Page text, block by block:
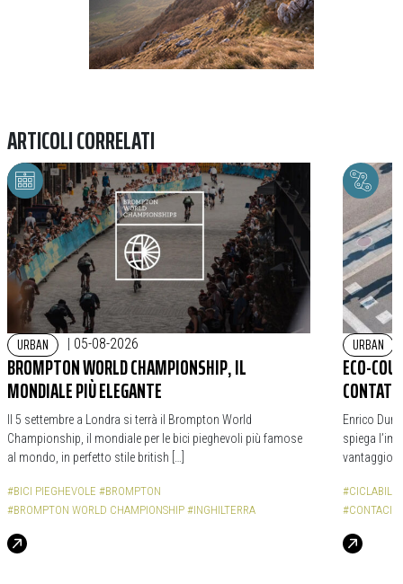
ARTICOLI CORRELATI
URBAN | 05-08-2026
BROMPTON WORLD CHAMPIONSHIP, IL
MONDIALE PIÙ ELEGANTE
Il 5 settembre a Londra si terrà il Brompton World
Championship, il mondiale per le bici pieghevoli più famose
al mondo, in perfetto stile british […]
#BICI PIEGHEVOLE #BROMPTON
#BROMPTON WORLD CHAMPIONSHIP #INGHILTERRA
URBAN
ECO-
Enrico
spiega
vantaggio